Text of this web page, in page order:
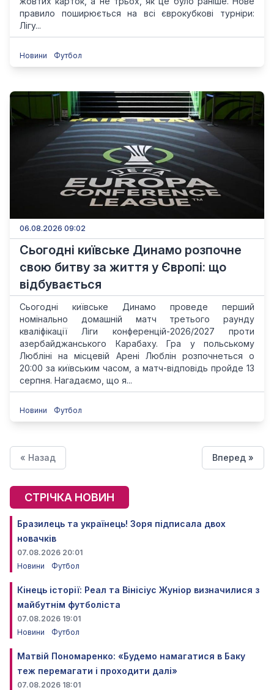
правило поширюється на всі єврокубкові турніри:
Лігу...
Новини Футбол
06.08.2026 09:02
Сьогодні київське Динамо розпочне
свою битву за життя у Європі: що
відбувається
Сьогодні київське Динамо проведе перший
номінально домашній матч третього раунду
кваліфікації Ліги конференцій-2026/2027 проти
азербайджанського Карабаху. Гра у польському
Любліні на місцевій Арені Люблін розпочнеться о
20:00 за київським часом, а матч-відповідь пройде 13
серпня. Нагадаємо, що я...
Новини Футбол
« Назад Вперед »
СТРІЧКА НОВИН
Бразилець та українець! Зоря підписала двох
новачків
07.08.2026 20:01
Новини
Футбол
Кінець історії: Реал та Вінісіус Жуніор визначилися з
майбутнім футболіста
07.08.2026 19:01
Новини
Футбол
Матвій Пономаренко: «Будемо намагатися в Баку
теж перемагати і проходити далі»
07.08.2026 18:01